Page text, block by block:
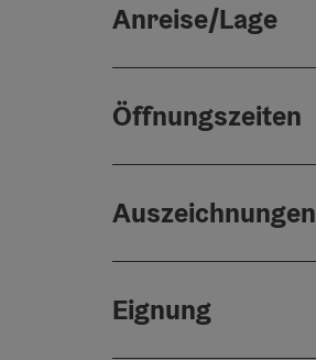
Anreise/Lage
Öffnungszeiten
Auszeichnungen
Eignung